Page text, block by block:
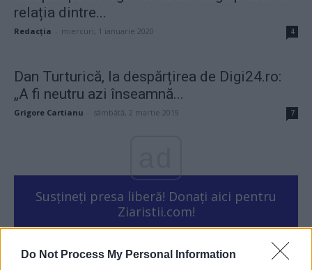
Do Not Process My Personal Information
relația dintre...
Redacţia miercuri, 1 ianuarie 2020 4
Dan Turturică, la despărțirea de Digi24.ro:
„A fi neutru azi înseamnă...
Grigore Cartianu sâmbătă, 2 martie 2019 7
Susțineți presa liberă! Donați aici pentru
Ziaristii.com!